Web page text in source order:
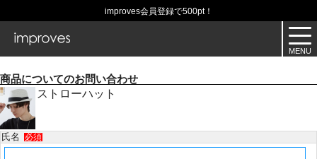
improves会員登録で500pt！
商品についてのお問い合わせ
ストローハット
氏名 必須